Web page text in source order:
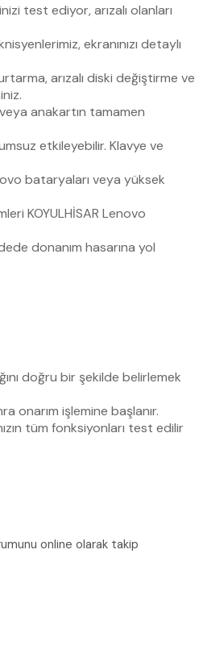
test ediyor, arızalı olanları
ekranınızı detaylı
arızalı diski değiştirme ve
anakartın tamamen
etkileyebilir. Klavye ve
bataryaları veya yüksek
KOYULHİSAR Lenovo
donanım hasarına yol
doğru bir şekilde belirlemek
onarım işlemine başlanır.
tüm fonksiyonları test edilir
online olarak takip